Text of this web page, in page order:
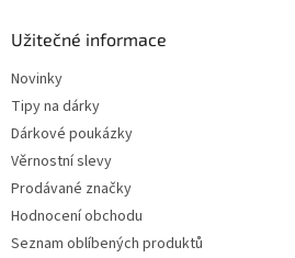
Užitečné informace
Novinky
Tipy na dárky
Dárkové poukázky
Věrnostní slevy
Prodávané značky
Hodnocení obchodu
Seznam oblíbených produktů